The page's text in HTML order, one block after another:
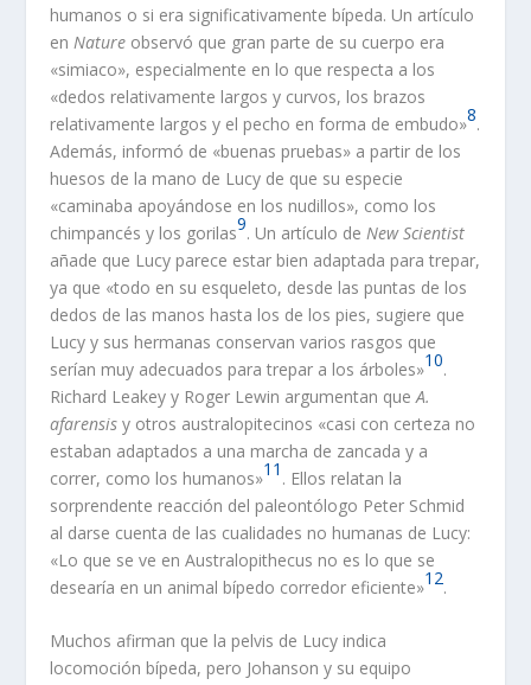
humanos o si era significativamente bípeda. Un artículo
en Nature observó que gran parte de su cuerpo era
«simiaco», especialmente en lo que respecta a los
«dedos relativamente largos y curvos, los brazos
relativamente largos y el pecho en forma de embudo»8.
Además, informó de «buenas pruebas» a partir de los
huesos de la mano de Lucy de que su especie
«caminaba apoyándose en los nudillos», como los
chimpancés y los gorilas9. Un artículo de New Scientist
añade que Lucy parece estar bien adaptada para trepar,
ya que «todo en su esqueleto, desde las puntas de los
dedos de las manos hasta los de los pies, sugiere que
Lucy y sus hermanas conservan varios rasgos que
serían muy adecuados para trepar a los árboles»10.
Richard Leakey y Roger Lewin argumentan queA.
afarensis y otros australopitecinos «casi con certeza no
estaban adaptados a una marcha de zancada y a
correr, como los humanos»11 . Ellos relatan la
sorprendente reacción del paleontólogo Peter Schmid
al darse cuenta de las cualidades no humanas de Lucy:
«Lo que se ve en Australopithecus no es lo que se
desearía en un animal bípedo corredor eficiente»12.
Muchos afirman que la pelvis de Lucy indica
locomoción bípeda, pero Johanson y su equipo